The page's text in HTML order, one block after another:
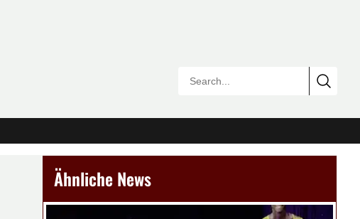
Ähnliche News